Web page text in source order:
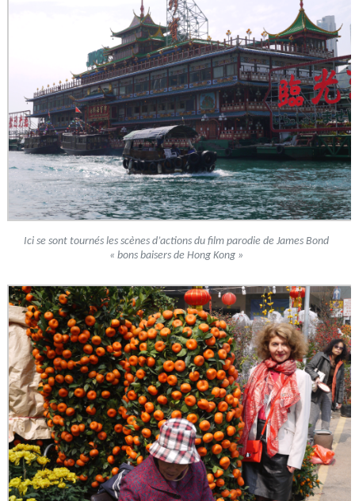
Ici se sont tournés les scènes d’actions du film parodie de James Bond
« bons baisers de Hong Kong »